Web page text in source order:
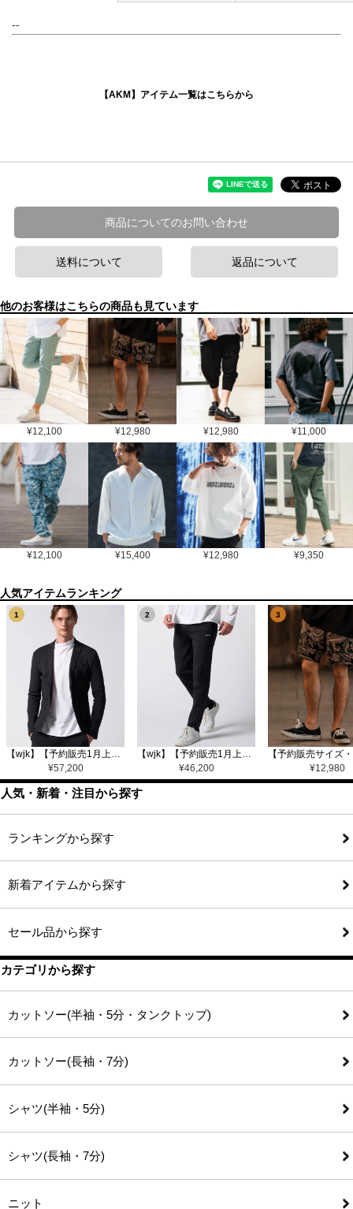
--
【AKM】アイテム一覧はこちらから
商品についてのお問い合わせ
送料について 返品について
他のお客様はこちらの商品も見ています
¥12,100 ¥12,980 ¥12,980 ¥11,000
¥12,100 ¥15,400 ¥12,980 ¥9,350
1
【wjk】【予約販売1月上旬～中旬入荷】function knit jacket(jacquard check) ニットジャケット(207 mw08j)
¥57,200
2
【wjk】【予約販売1月上旬～中旬入荷】function knit easy slacks(jacquard check) ニットイージーパンツ(504 mw08j)
¥46,200
3
¥12,980
人気・新着・注目から探す
ランキングから探す
新着アイテムから探す
セール品から探す
カテゴリから探す
カットソー(半袖・5分・タンクトップ)
カットソー(長袖・7分)
シャツ(半袖・5分)
シャツ(長袖・7分)
ニット